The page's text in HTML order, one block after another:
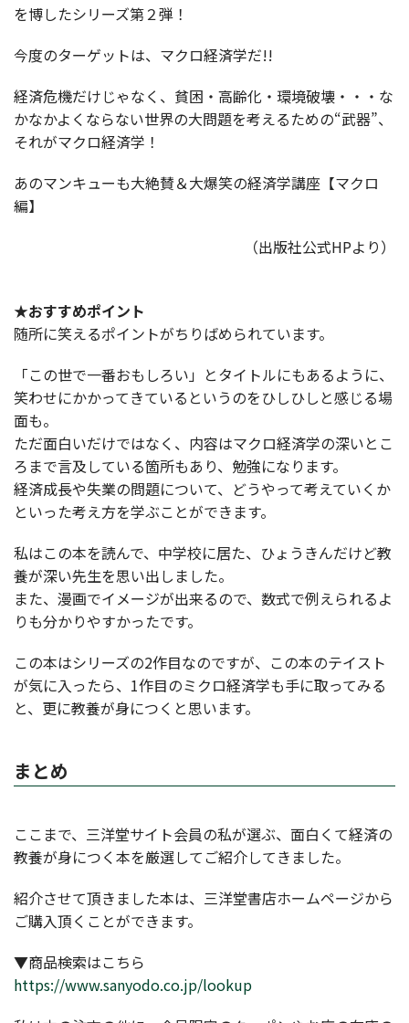
を博したシリーズ第２弾！
今度のターゲットは、マクロ経済学だ!!
経済危機だけじゃなく、貧困・高齢化・環境破壊・・・な
かなかよくならない世界の大問題を考えるための“武器”、
それがマクロ経済学！
あのマンキューも大絶賛＆大爆笑の経済学講座【マクロ
編】
（出版社公式HPより）
★おすすめポイント
随所に笑えるポイントがちりばめられています。
「この世で一番おもしろい」とタイトルにもあるように、
笑わせにかかってきているというのをひしひしと感じる場
面も。
ただ面白いだけではなく、内容はマクロ経済学の深いとこ
ろまで言及している箇所もあり、勉強になります。
経済成長や失業の問題について、どうやって考えていくか
といった考え方を学ぶことができます。
私はこの本を読んで、中学校に居た、ひょうきんだけど教
養が深い先生を思い出しました。
また、漫画でイメージが出来るので、数式で例えられるよ
りも分かりやすかったです。
この本はシリーズの2作目なのですが、この本のテイスト
が気に入ったら、1作目のミクロ経済学も手に取ってみる
と、更に教養が身につくと思います。
まとめ
ここまで、三洋堂サイト会員の私が選ぶ、面白くて経済の
教養が身につく本を厳選してご紹介してきました。
紹介させて頂きました本は、三洋堂書店ホームページから
ご購入頂くことができます。
▼商品検索はこちら
https://www.sanyodo.co.jp/lookup